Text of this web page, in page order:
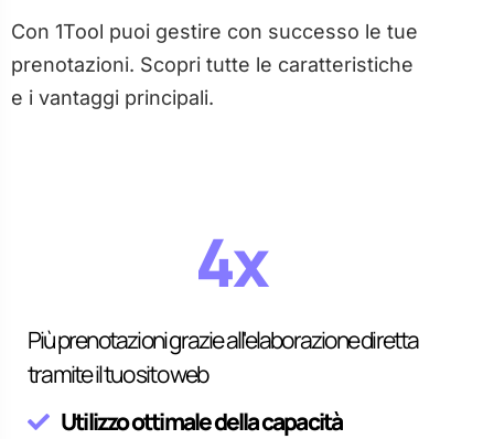
Con 1Tool puoi gestire con successo le tue
prenotazioni. Scopri tutte le caratteristiche
e i vantaggi principali.
4x
Più prenotazioni grazie all'elaborazione diretta
tramite il tuo sito web
Utilizzo ottimale della capacità